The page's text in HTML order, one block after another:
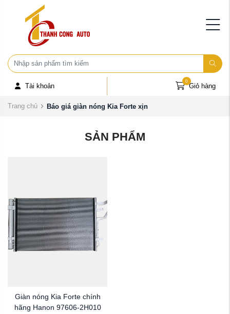
Tài khoản Giỏ hàng
0
Trang chủ Báo giá giàn nóng Kia Forte xịn
SẢN PHẨM
Giàn nóng Kia Forte chính
hãng Hanon 97606-2H010